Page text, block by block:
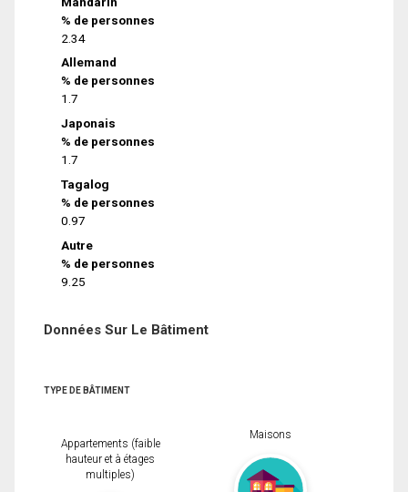
% de personnes
2.34
Allemand
% de personnes
1.7
Japonais
% de personnes
1.7
Tagalog
% de personnes
0.97
Autre
% de personnes
9.25
Données Sur Le Bâtiment
TYPE DE BÂTIMENT
Appartements (faible
hauteur et à étages
multiples)
Maisons